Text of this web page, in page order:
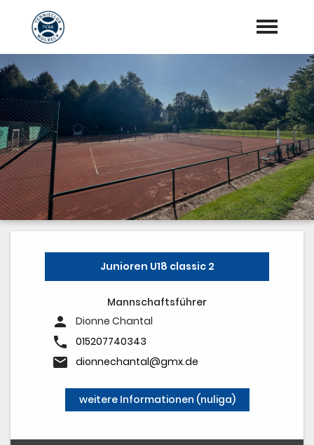
Startseite
Aktuelles
Vorstand
Training
Mannschaften
Sponsoren
"Jetzt Mitglied werden"
Download Center
Junioren U18 classic 2
Mannschaftsführer
person Dionne Chantal
phone 015207740343
email dionnechantal@gmx.de
weitere Informationen (nuliga)